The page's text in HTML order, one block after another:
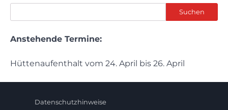
Suchen
Anstehende Termine:
Hüttenaufenthalt vom 24. April bis 26. April
Datenschutzhinweise